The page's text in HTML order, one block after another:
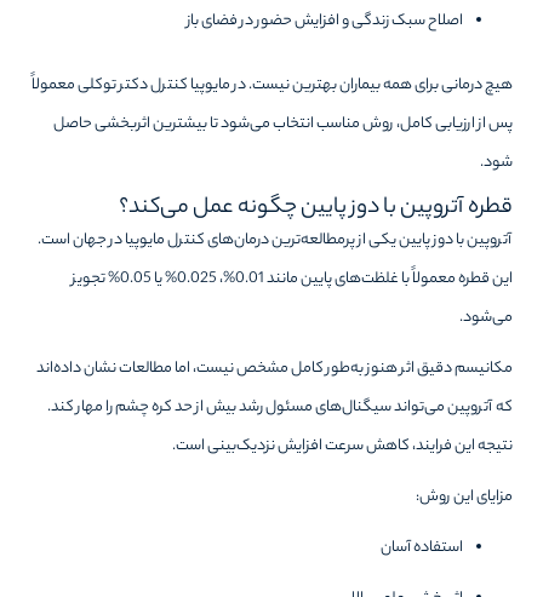
اصلاح سبک زندگی و افزایش حضور در فضای باز
هیچ درمانی برای همه بیماران بهترین نیست. در مایوپیا کنترل دکتر توکلی معمولاً
پس از ارزیابی کامل، روش مناسب انتخاب می‌شود تا بیشترین اثربخشی حاصل
شود.
قطره آتروپین با دوز پایین چگونه عمل می‌کند؟
آتروپین با دوز پایین یکی از پرمطالعه‌ترین درمان‌های کنترل مایوپیا در جهان است.
این قطره معمولاً با غلظت‌های پایین مانند 0.01%، 0.025% یا 0.05% تجویز
می‌شود.
مکانیسم دقیق اثر هنوز به‌طور کامل مشخص نیست، اما مطالعات نشان داده‌اند
که آتروپین می‌تواند سیگنال‌های مسئول رشد بیش از حد کره چشم را مهار کند.
نتیجه این فرایند، کاهش سرعت افزایش نزدیک‌بینی است.
مزایای این روش:
استفاده آسان